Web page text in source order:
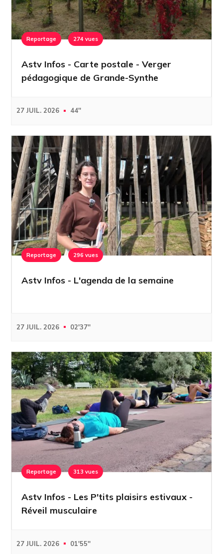
Reportage 274 vues
Astv Infos - Carte postale - Verger
pédagogique de Grande-Synthe
27 JUIL. 2026 44''
Reportage 296 vues
Astv Infos - L'agenda de la semaine
27 JUIL. 2026 02'37''
Reportage 313 vues
Astv Infos - Les P'tits plaisirs estivaux -
Réveil musculaire
27 JUIL. 2026 01'55''